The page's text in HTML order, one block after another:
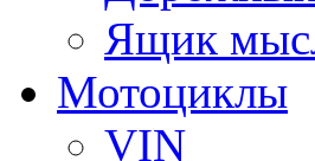
Ящик
Мотоциклы
VIN